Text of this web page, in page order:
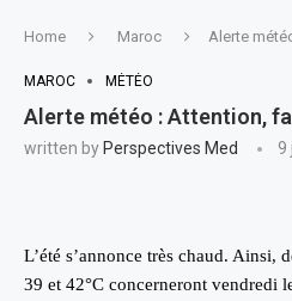
Home Maroc Alerte
MAROC MÉTÉO
Alerte météo : Attention,
written by Perspectives Med 9
L’été s’annonce très chaud. Ainsi,
39 et 42°C concerneront vendredi